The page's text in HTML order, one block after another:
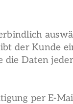
der
Daten
per E-